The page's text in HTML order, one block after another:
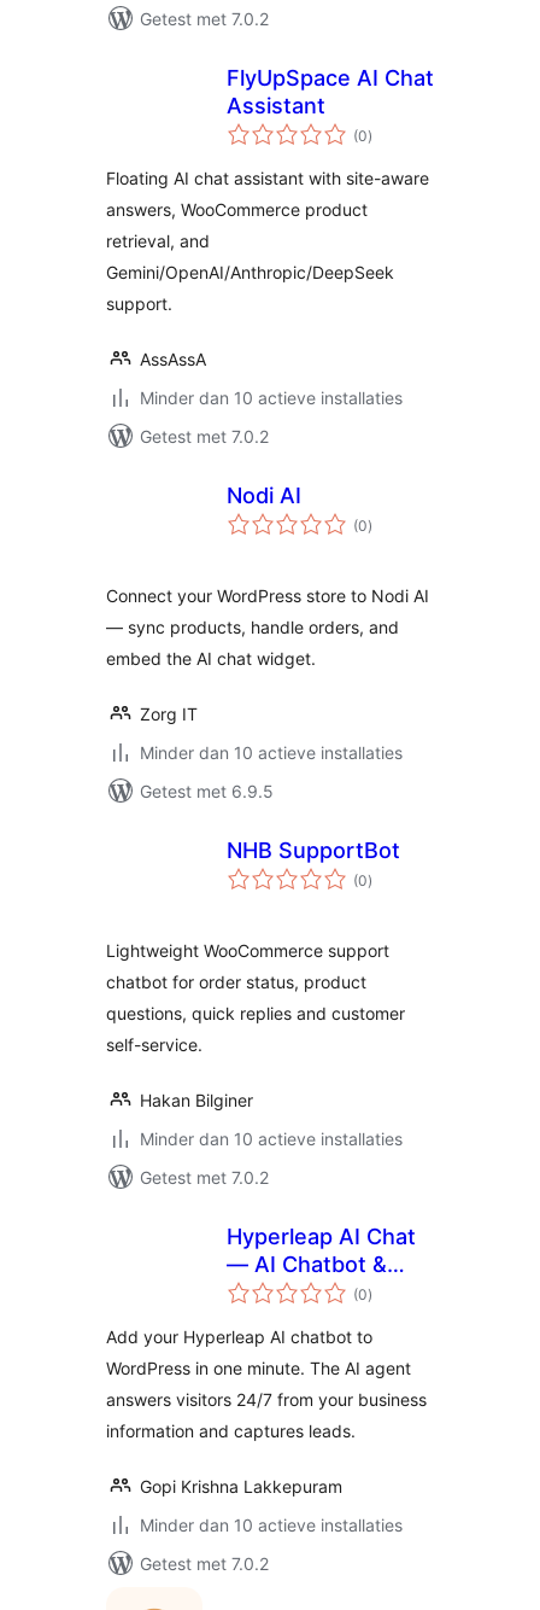
Getest met 7.0.2
FlyUpSpace AI Chat
Assistant
(0totaal
waarderingen
)
Floating AI chat assistant with site-aware
answers, WooCommerce product
retrieval, and
Gemini/OpenAI/Anthropic/DeepSeek
support.
AssAssA
Minder dan 10 actieve installaties
Getest met 7.0.2
Nodi AI
(0totaal
waarderingen
)
Connect your WordPress store to Nodi AI
— sync products, handle orders, and
embed the AI chat widget.
Zorg IT
Minder dan 10 actieve installaties
Getest met 6.9.5
NHB SupportBot
(0totaal
waarderingen
)
Lightweight WooCommerce support
chatbot for order status, product
questions, quick replies and customer
self-service.
Hakan Bilginer
Minder dan 10 actieve installaties
Getest met 7.0.2
Hyperleap AI Chat
— AI Chatbot &
Lead Generation
(0totaal
waarderingen
)
Add your Hyperleap AI chatbot to
WordPress in one minute. The AI agent
answers visitors 24/7 from your business
information and captures leads.
Gopi Krishna Lakkepuram
Minder dan 10 actieve installaties
Getest met 7.0.2